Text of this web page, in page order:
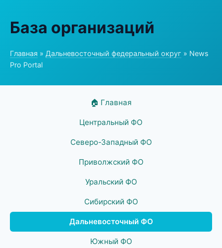
База организаций
Главная » Дальневосточный федеральный округ » News
Pro Portal
🏠 Главная
Центральный ФО
Северо-Западный ФО
Приволжский ФО
Уральский ФО
Сибирский ФО
Дальневосточный ФО
Южный ФО